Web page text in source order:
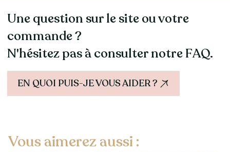
Une question sur le site ou votre
commande ?
N'hésitez pas à consulter notre FAQ.
EN QUOI PUIS-JE VOUS AIDER ?
Vous aimerez aussi :